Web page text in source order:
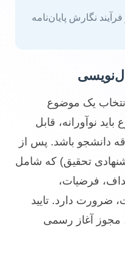
نگارش پایان‌نامه
انتخاب یک موضوع
نوآورانه، قابل
دانشجو باشد. پس از
تحقیق) که شامل
فرضیات،
دارد. تایید
مجوز آغاز رسمی